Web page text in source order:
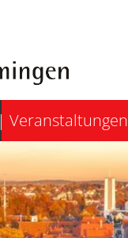
Veranstaltungen